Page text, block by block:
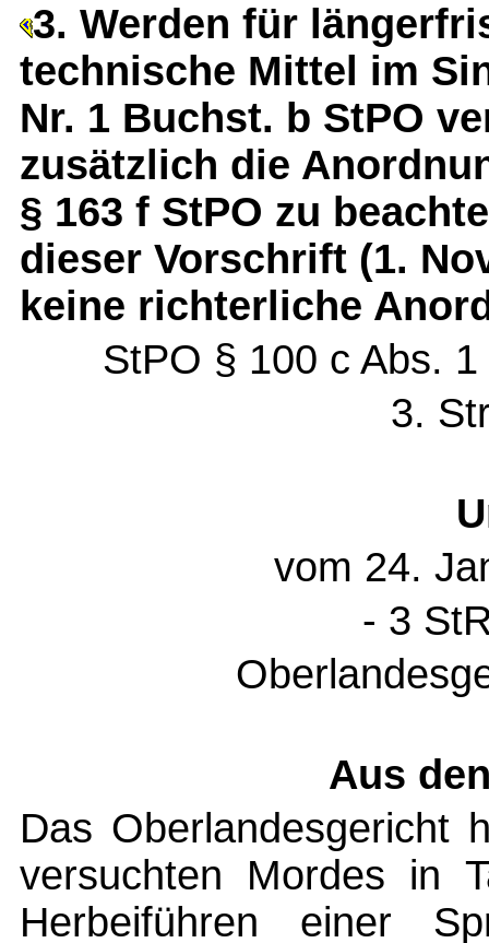
3. Werden für
technische Mittel im
Nr. 1 Buchst. b StPO
zusätzlich die
§ 163 f StPO zu
dieser Vorschrift (1.
keine richterliche
StPO § 100 c Abs.
3.
vom 24.
- 3
Aus
Das Oberlandesgericht
versuchten Mordes in
Herbeiführen einer